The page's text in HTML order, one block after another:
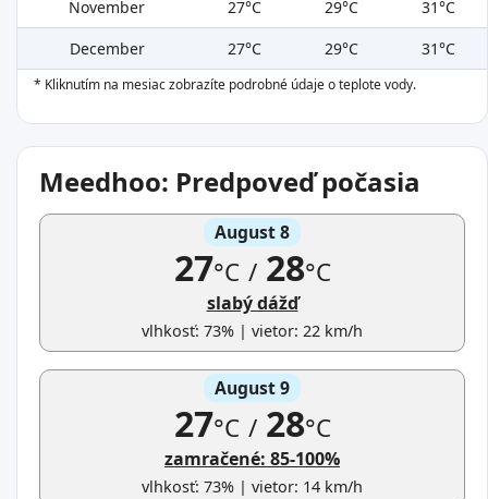
November
27°C 29°C
31°C
December
27°C 29°C 31°C
* Kliknutím na mesiac zobrazíte podrobné údaje o teplote vody.
Meedhoo: Predpoveď počasia
August 8
27°C /28°C
slabý dážď
vlhkosť: 73% | vietor: 22 km/h
August 9
27°C /28°C
zamračené: 85-100%
vlhkosť: 73% | vietor: 14 km/h